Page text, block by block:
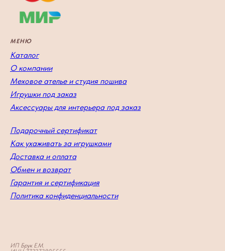
МЕНЮ
Каталог
О компании
Меховое ателье и студия пошива
Игрушки под заказ
Аксессуары для интерьера под заказ
Подарочный сертификат
Как ухаживать за игрушками
Доставка и оплата
Обмен и возврат
Гарантия и сертификация
Политика конфиденциальности
ИП Брук Е.М.